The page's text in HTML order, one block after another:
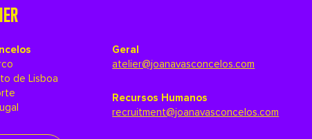
de Lisboa
Geral
atelier@joanavasconcelos.com
Recursos Humanos
recruitment@joanavasconcelos.com